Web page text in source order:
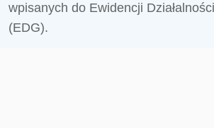
wpisanych do Ewidencji
(EDG).